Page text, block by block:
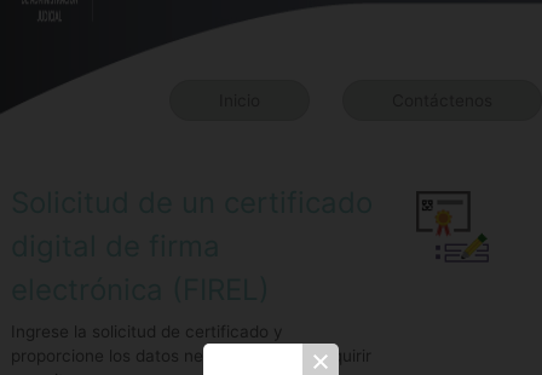
Ingrese la solicitud de certificado y
proporcione los datos necesarios para adquirir